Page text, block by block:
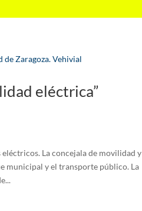
eléctrica”
La concejala de movilidad y
municipal y el transporte público. La